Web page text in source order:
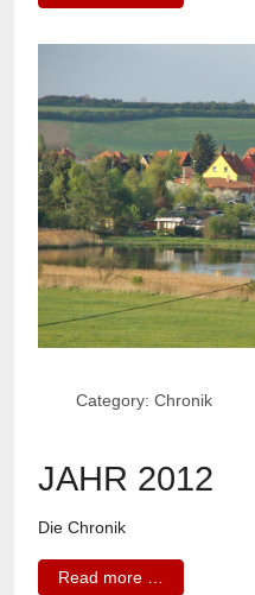
Category: Chronik
JAHR 2012
Die Chronik
Read more …